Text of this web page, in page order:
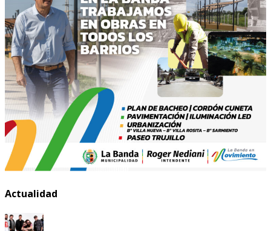
Actualidad